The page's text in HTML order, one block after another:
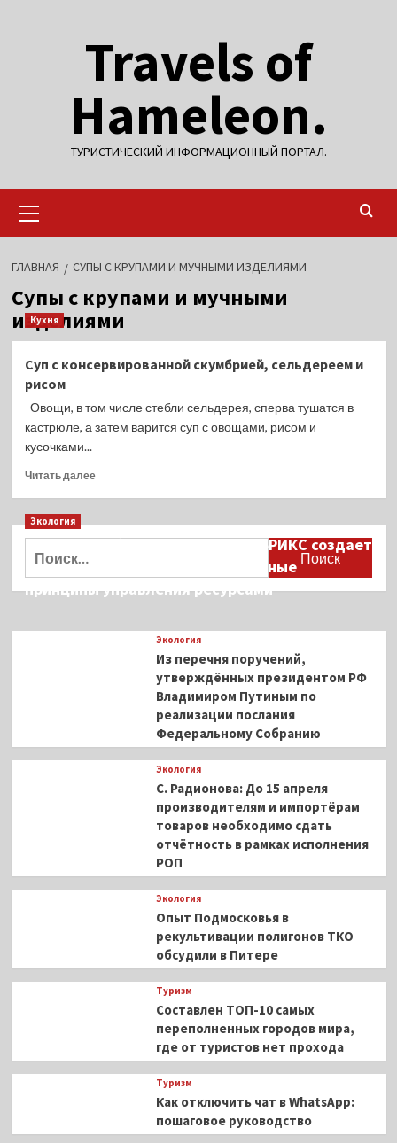
Travels of
Hameleon.
ТУРИСТИЧЕСКИЙ ИНФОРМАЦИОННЫЙ ПОРТАЛ.
меню
ГЛАВНАЯ СУПЫ С КРУПАМИ И МУЧНЫМИ ИЗДЕЛИЯМИ
Супы с крупами и мучными
изделиями
Кухня
Суп с консервированной скумбрией, сельдереем и
рисом
Овощи, в том числе стебли сельдерея, сперва тушатся в
кастрюле, а затем варится суп с овощами, рисом и
кусочками...
Читать далееПрочитать
Суп
с
скумбрией,
сельдереем
Экология
Дмитрий Кобылкин: площадка БРИКС создает
возможность сформировать единые
принципы управления ресурсами
Экология
Из перечня поручений,
утверждённых президентом РФ
Владимиром Путиным по
реализации послания
Федеральному Собранию
Экология
С. Радионова: До 15 апреля
производителям и импортёрам
товаров необходимо сдать
отчётность в рамках исполнения
РОП
Экология
Опыт Подмосковья в
рекультивации полигонов ТКО
обсудили в Питере
Туризм
Составлен ТОП-10 самых
переполненных городов мира,
где от туристов нет прохода
Туризм
Как отключить чат в WhatsApp:
пошаговое руководство